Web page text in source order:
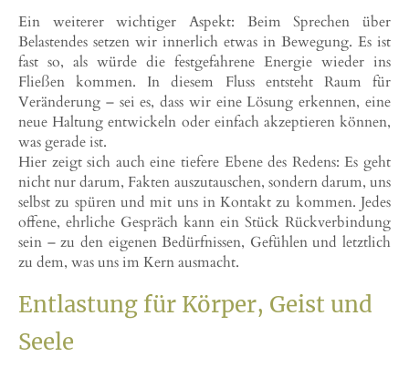
Ein weiterer wichtiger Aspekt: Beim Sprechen über
Belastendes setzen wir innerlich etwas in Bewegung. Es ist
fast so, als würde die festgefahrene Energie wieder ins
Fließen kommen. In diesem Fluss entsteht Raum für
Veränderung – sei es, dass wir eine Lösung erkennen, eine
neue Haltung entwickeln oder einfach akzeptieren können,
was gerade ist.
Hier zeigt sich auch eine tiefere Ebene des Redens: Es geht
nicht nur darum, Fakten auszutauschen, sondern darum, uns
selbst zu spüren und mit uns in Kontakt zu kommen. Jedes
offene, ehrliche Gespräch kann ein Stück Rückverbindung
sein – zu den eigenen Bedürfnissen, Gefühlen und letztlich
zu dem, was uns im Kern ausmacht.
Entlastung für Körper, Geist und
Seele